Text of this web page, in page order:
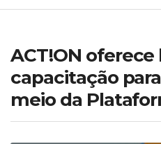
s
r
f
o
r
ACT!ON
capacitação
meio da